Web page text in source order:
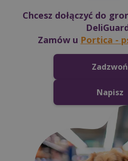
Chcesz dołączyć do
Zamów u Portica -
Zadzwoń
Napisz